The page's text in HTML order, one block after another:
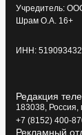
Учредитель:
Шрам О.А. 16+
ИНН:
Редакция
183038, Россия,
+7 (8152) 400-
Рекламный